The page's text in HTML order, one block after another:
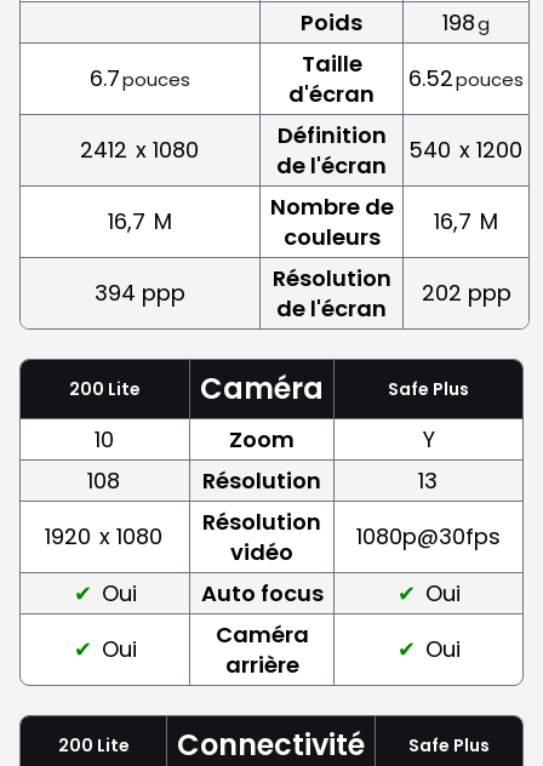
Poids 198g
6.7pouces
Taille
d'écran
6.52pouces
2412 x 1080
Définition
de l'écran
540 x 1200
16,7 M
Nombre de
couleurs
16,7 M
394 ppp
Résolution
de l'écran
202 ppp
200 Lite Caméra Safe Plus
10 Zoom
Y
108
Résolution
13
1920 x 1080
Résolution
vidéo
1080p@30fps
Oui
Auto focus
Oui
Oui
Caméra
arrière
Oui
200 Lite Connectivité Safe Plus